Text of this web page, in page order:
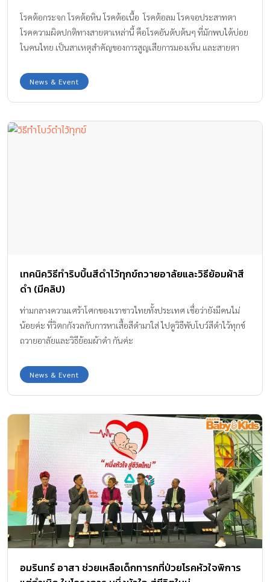
โรคต้อกระจก โรคต้อหิน โรคต้อเนื้อ โรคต้อลม โรคจอประสาทตา
โรคความผิดปกติทางสายตาเหล่านี้ คือโรคอันดับต้นๆ ที่มักพบได้บ่อย
ในคนไทย เป็นสาเหตุสำคัญของการสูญเสียการมองเห็น และสายตา
เด็กๆ และคุณพ่อคุณแม่หลายคนที่อยู่กับจอและมีการจ้องหน้าจอเป็น
เวลานานๆ ทั้งยังต้องรับความเสี่ยงจากแสงแดดตามธรรมชาติและจาก
ชนิดที่ไม่แสดงอาการ บางรายมีอาการค่อยเป็นค่อยไป ดังนั้น อย่าเสีย
โอกาส หากสามารถดูแลดวงตาของคุณได้ตั้งแต่เนิ่นๆ โรงพยาบาลบาง
แสงแดด ส่งผลต่อจอประสาทตาได้โดยตรง และยังทำให้เกิดทั้งต้อลม
และต้อเนื้อได้ ทำงานในอุตสาหกรรมที่มีการใช้แสง อาจเสี่ยงต่ออาการ
ต่างๆ เช่น จอประสาทตาเสียหายหรือเกิดการไหม้ กระจกตาถลอกจาก
แสงจ้ามากๆ อาการปวดตาเรื้อรัง น้ำตาไหลตลอดเวลา ปวดกระบอกตา
อาการฟ้อง…ดวงตากำลังถูกทำร้าย ! • ตาล้า […]
News & Event
เทคนิควิธีทำริบบิ้นสีดำไว้ทุกข์ถวายอาลัยและวิธีย้อมผ้าสี
ดำ (มีคลิป)
ท่ามกลางความเศร้าโศกของเราชาวไทยทั้งประเทศ เชื่อว่ายังมีคนไม่
น้อยค่ะ ที่วิตกกังวลกับการหาเสื้อสีดำมาใส่ ไปดูวิธีพับโบว์สีดำไว้ทุกข์
ถวายอาลัยและวิธีย้อมผ้าดำ กันค่ะ
News & Event
อมรินทร์ อาสา ช่วยเหลือเด็กทารกที่ป่วยโรคหัวใจพิการ